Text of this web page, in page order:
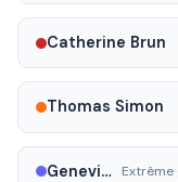
Catherine Brun
Thomas Simon
Geneviève Krzyzak